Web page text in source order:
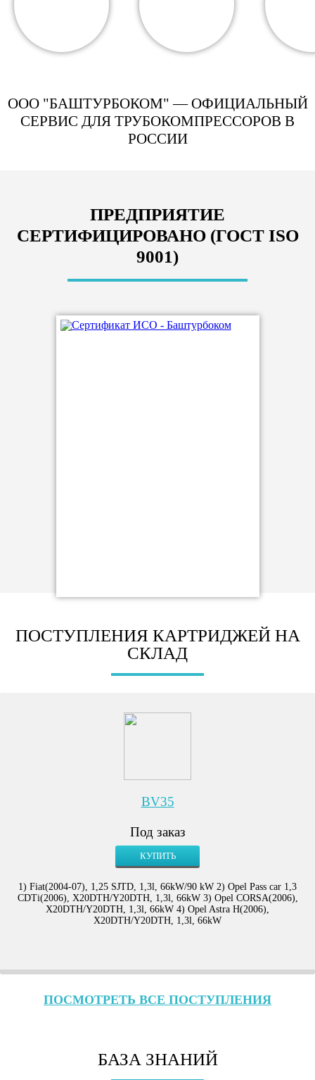
ООО "БАШТУРБОКОМ" — ОФИЦИАЛЬНЫЙ
СЕРВИС ДЛЯ ТРУБОКОМПРЕССОРОВ В
РОССИИ
ПРЕДПРИЯТИЕ
СЕРТИФИЦИРОВАНО (ГОСТ ISO
9001)
ПОСТУПЛЕНИЯ КАРТРИДЖЕЙ НА
СКЛАД
BV35
Под заказ
КУПИТЬ
1) Fiat(2004-07), 1,25 SJTD, 1,3l, 66kW/90 kW 2) Opel Pass car 1,3
CDTi(2006), X20DTH/Y20DTH, 1,3l, 66kW 3) Opel CORSA(2006),
X20DTH/Y20DTH, 1,3l, 66kW 4) Opel Astra H(2006),
X20DTH/Y20DTH, 1,3l, 66kW
ПОСМОТРЕТЬ ВСЕ ПОСТУПЛЕНИЯ
БАЗА ЗНАНИЙ